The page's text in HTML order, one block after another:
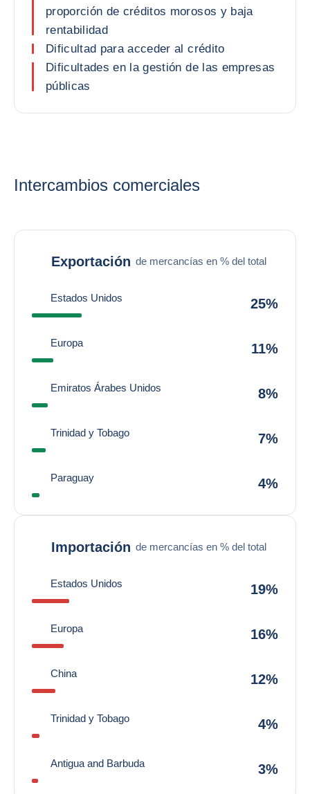
proporción de créditos morosos y baja
rentabilidad
Dificultad para acceder al crédito
Dificultades en la gestión de las empresas
públicas
Intercambios comerciales
Exportación de mercancías en % del total
Estados Unidos 25%
Europa 11%
Emiratos Árabes Unidos 8%
Trinidad y Tobago 7%
Paraguay 4%
Importación de mercancías en % del total
Estados Unidos 19%
Europa 16%
China 12%
Trinidad y Tobago 4%
Antigua and Barbuda 3%